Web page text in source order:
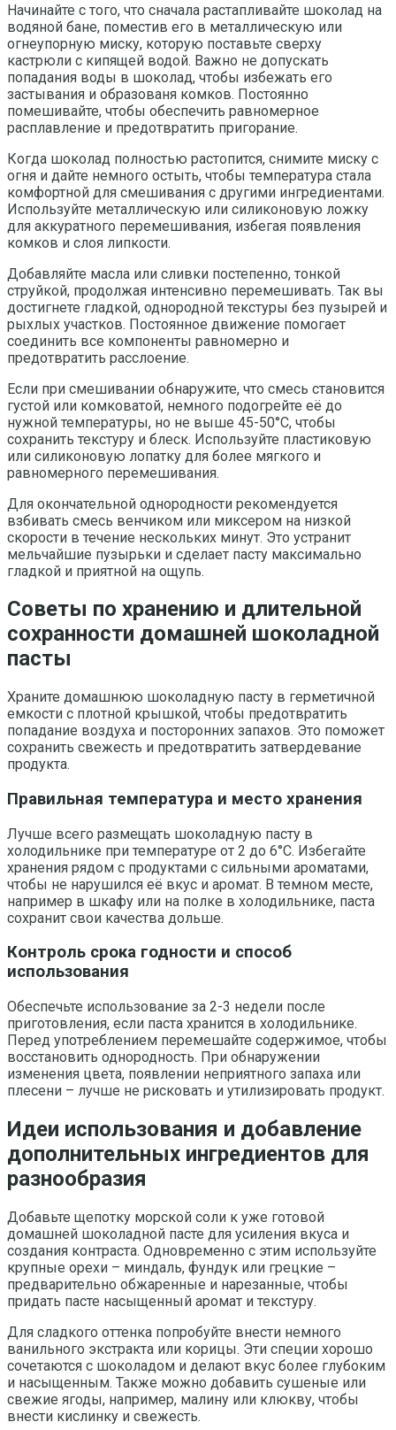
Начинайте с того, что сначала растапливайте шоколад на
водяной бане, поместив его в металлическую или
огнеупорную миску, которую поставьте сверху
кастрюли с кипящей водой. Важно не допускать
попадания воды в шоколад, чтобы избежать его
застывания и образованя комков. Постоянно
помешивайте, чтобы обеспечить равномерное
расплавление и предотвратить пригорание.
Когда шоколад полностью растопится, снимите миску с
огня и дайте немного остыть, чтобы температура стала
комфортной для смешивания с другими ингредиентами.
Используйте металлическую или силиконовую ложку
для аккуратного перемешивания, избегая появления
комков и слоя липкости.
Добавляйте масла или сливки постепенно, тонкой
струйкой, продолжая интенсивно перемешивать. Так вы
достигнете гладкой, однородной текстуры без пузырей и
рыхлых участков. Постоянное движение помогает
соединить все компоненты равномерно и
предотвратить расслоение.
Если при смешивании обнаружите, что смесь становится
густой или комковатой, немного подогрейте её до
нужной температуры, но не выше 45-50°C, чтобы
сохранить текстуру и блеск. Используйте пластиковую
или силиконовую лопатку для более мягкого и
равномерного перемешивания.
Для окончательной однородности рекомендуется
взбивать смесь венчиком или миксером на низкой
скорости в течение нескольких минут. Это устранит
мельчайшие пузырьки и сделает пасту максимально
гладкой и приятной на ощупь.
Советы по хранению и длительной
сохранности домашней шоколадной
пасты
Храните домашнюю шоколадную пасту в герметичной
емкости с плотной крышкой, чтобы предотвратить
попадание воздуха и посторонних запахов. Это поможет
сохранить свежесть и предотвратить затвердевание
продукта.
Правильная температура и место хранения
Лучше всего размещать шоколадную пасту в
холодильнике при температуре от 2 до 6°C. Избегайте
хранения рядом с продуктами с сильными ароматами,
чтобы не нарушился её вкус и аромат. В темном месте,
например в шкафу или на полке в холодильнике, паста
сохранит свои качества дольше.
Контроль срока годности и способ
использования
Обеспечьте использование за 2-3 недели после
приготовления, если паста хранится в холодильнике.
Перед употреблением перемешайте содержимое, чтобы
восстановить однородность. При обнаружении
изменения цвета, появлении неприятного запаха или
плесени – лучше не рисковать и утилизировать продукт.
Идеи использования и добавление
дополнительных ингредиентов для
разнообразия
Добавьте щепотку морской соли к уже готовой
домашней шоколадной пасте для усиления вкуса и
создания контраста. Одновременно с этим используйте
крупные орехи – миндаль, фундук или грецкие –
предварительно обжаренные и нарезанные, чтобы
придать пасте насыщенный аромат и текстуру.
Для сладкого оттенка попробуйте внести немного
ванильного экстракта или корицы. Эти специи хорошо
сочетаются с шоколадом и делают вкус более глубоким
и насыщенным. Также можно добавить сушеные или
свежие ягоды, например, малину или клюкву, чтобы
внести кислинку и свежесть.